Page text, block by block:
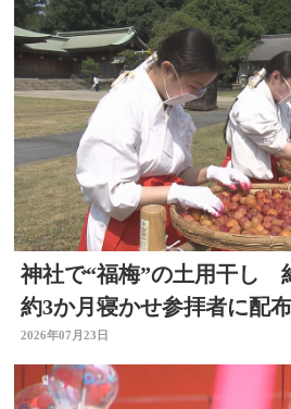
神社で“福梅”の土用干し
約3か月寝かせ参拝者に配
るように」大分
2026年07月23日